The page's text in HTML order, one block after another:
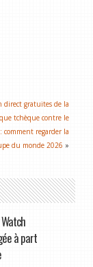
direct gratuites de la
tchèque contre le
comment regarder la
du monde 2026 »
à part